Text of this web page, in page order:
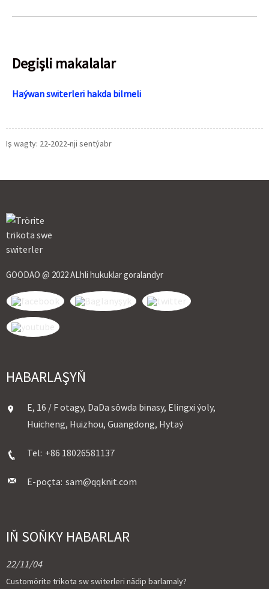
Degişli makalalar
Haýwan switerleri hakda bilmeli
Iş wagty: 22-2022-nji sentýabr
GOODAO @ 2022 ALhli hukuklar goralandyr
HABARLAŞYŇ
E, 16 / F otagy, DaDa söwda binasy, Elingxi ýoly,
Huicheng, Huizhou, Guangdong, Hytaý
Tel: +86 18026581137
E-poçta: sam@qqknit.com
IŇ SOŇKY HABARLAR
22/11/04
Customörite trikota sw switerleri nädip barlamaly?